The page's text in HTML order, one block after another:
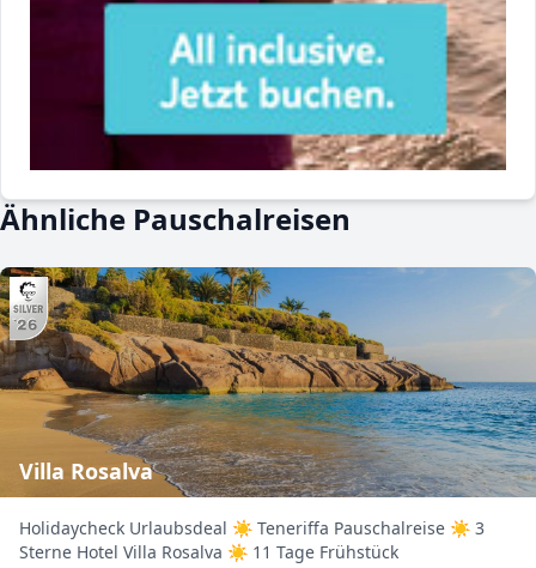
Ähnliche Pauschalreisen
Villa Rosalva
Holidaycheck Urlaubsdeal ☀ Teneriffa Pauschalreise ☀ 3
Sterne Hotel Villa Rosalva ☀ 11 Tage Frühstück